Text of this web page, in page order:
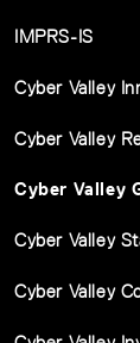
IMPRS-IS
Cyber Valley
Cyber Valley
Cyber Valley
Cyber Valley
Cyber Valley